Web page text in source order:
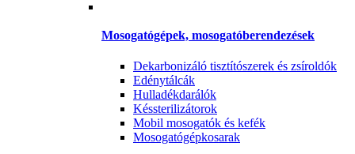
Mosogatógépek, mosogatóberendezések
Dekarbonizáló tisztítószerek és zsíroldók
Edénytálcák
Hulladékdarálók
Késsterilizátorok
Mobil mosogatók és kefék
Mosogatógépkosarak